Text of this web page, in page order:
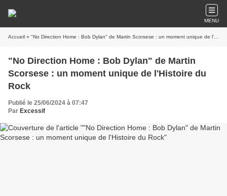
MENU
Accueil » "No Direction Home : Bob Dylan" de Martin Scorsese : un moment unique de l'Histoire du Rock
"No Direction Home : Bob Dylan" de Martin
Scorsese : un moment unique de l'Histoire du
Rock
Publié le 25/06/2024 à 07:47
Par Excessif